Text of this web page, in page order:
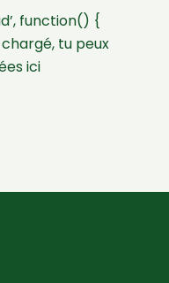
function() {
tu peux
ici